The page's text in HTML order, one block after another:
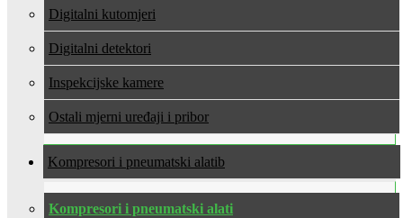
Digitalni kutomjeri
Digitalni detektori
Inspekcijske kamere
Ostali mjerni uređaji i pribor
Kompresori i pneumatski alati
Kompresori i pneumatski alati